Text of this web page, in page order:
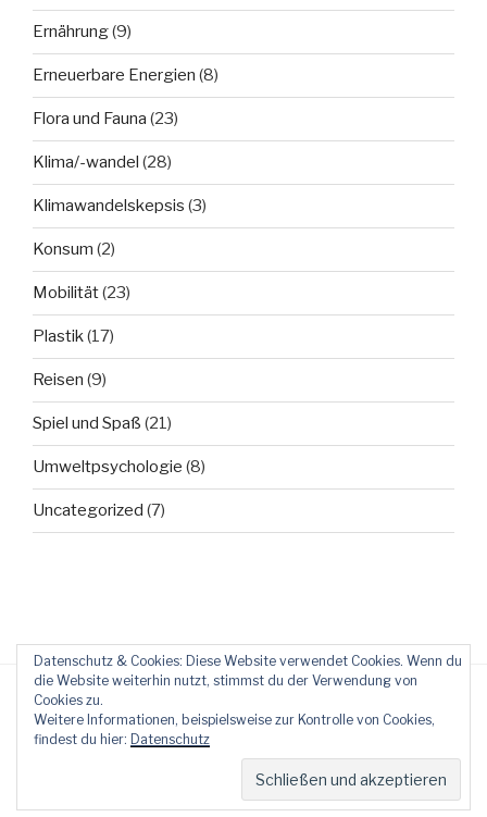
Ernährung(9)
Erneuerbare Energien (8)
Flora und Fauna (23)
Klima/-wandel (28)
Klimawandelskepsis (3)
Konsum (2)
Mobilität(23)
Plastik(17)
Reisen (9)
Spiel und Spaß (21)
Umweltpsychologie (8)
Uncategorized (7)
Stolz präsentiert von WordPress
Datenschutz & Cookies: Diese Website verwendet Cookies. Wenn du
die Website weiterhin nutzt, stimmst du der Verwendung von
Cookies zu.
Weitere Informationen, beispielsweise zur Kontrolle von Cookies,
findest du hier: Datenschutz